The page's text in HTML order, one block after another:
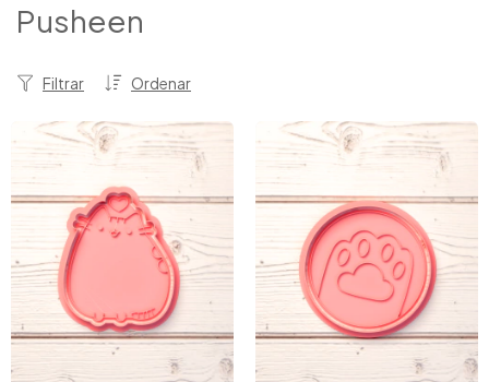
Pusheen
Ordenar
Filtrar